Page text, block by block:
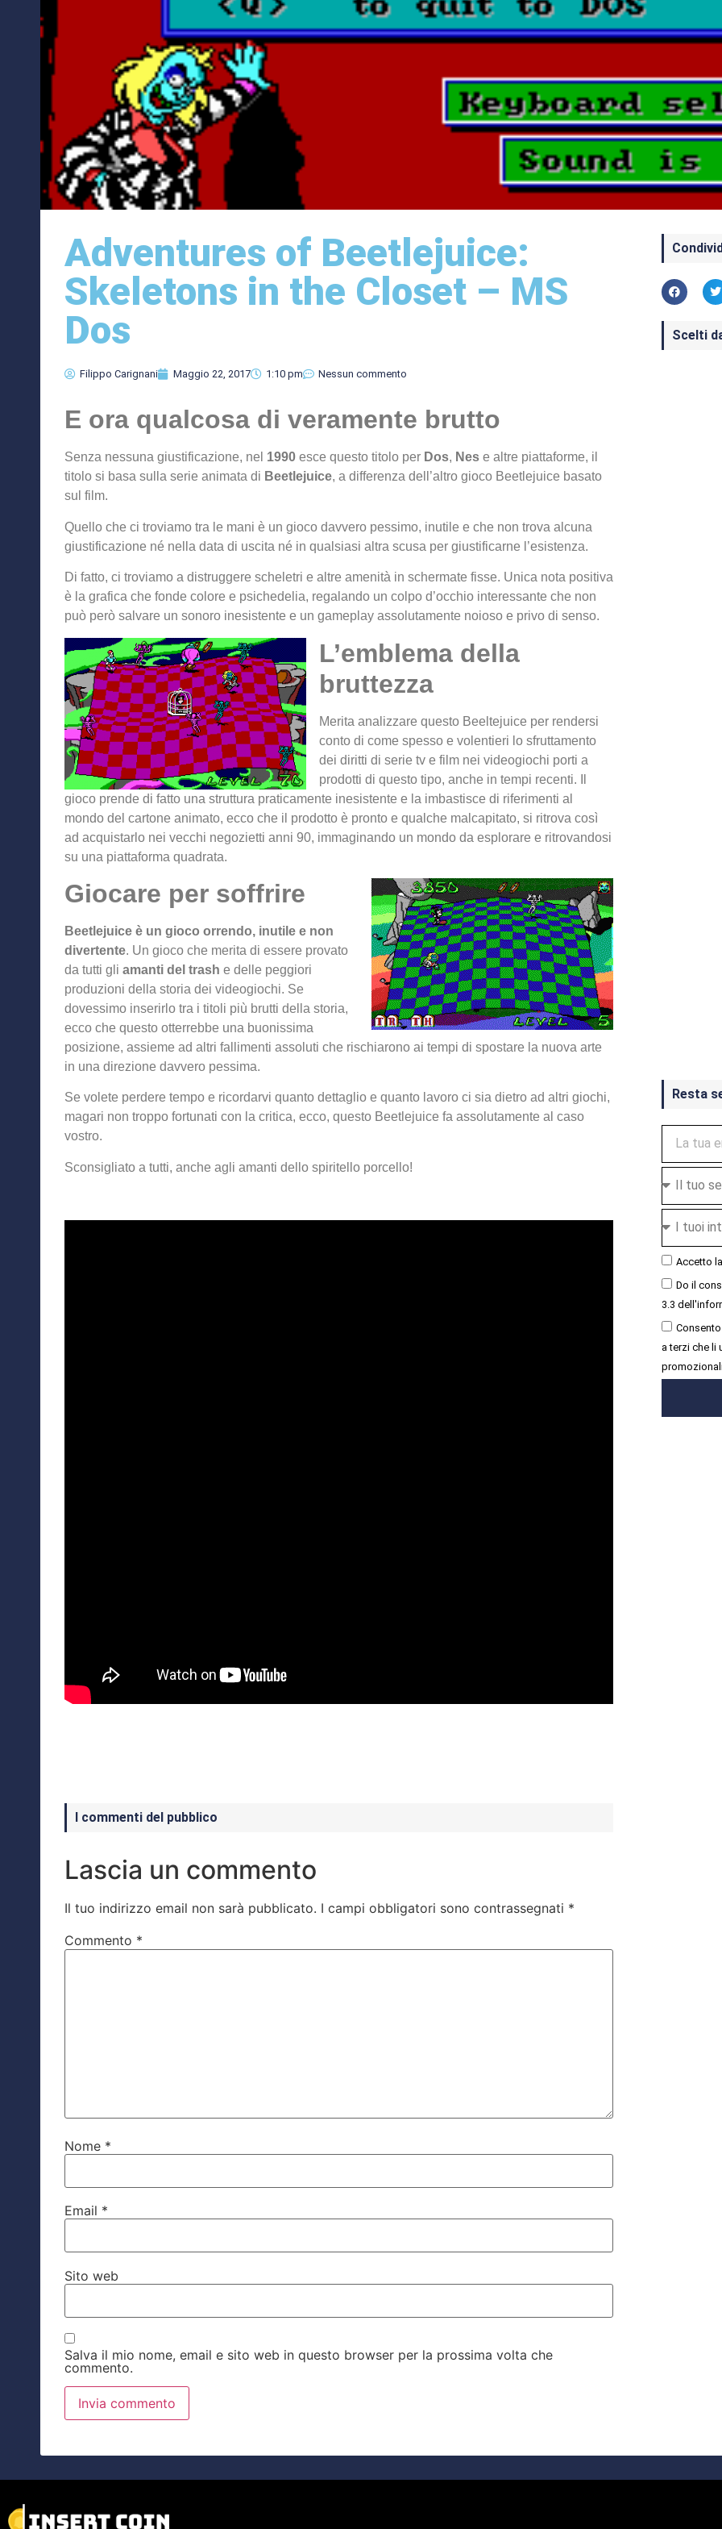
Adventures of Beetlejuice:
Skeletons in the Closet – MS
Dos
Filippo Carignani Maggio 22, 2017 1:10 pm Nessun commento
E ora qualcosa di veramente brutto
Senza nessuna giustificazione, nel 1990 esce questo titolo per Dos, Nes e altre piattaforme, il
titolo si basa sulla serie animata di Beetlejuice, a differenza dell’altro gioco Beetlejuice basato
sul film.
Quello che ci troviamo tra le mani è un gioco davvero pessimo, inutile e che non trova alcuna
giustificazione né nella data di uscita né in qualsiasi altra scusa per giustificarne l’esistenza.
Di fatto, ci troviamo a distruggere scheletri e altre amenità in schermate fisse. Unica nota positiva
è la grafica che fonde colore e psichedelia, regalando un colpo d’occhio interessante che non
può però salvare un sonoro inesistente e un gameplay assolutamente noioso e privo di senso.
L’emblema della
bruttezza
Merita analizzare questo Beeltejuice per rendersi
conto di come spesso e volentieri lo sfruttamento
dei diritti di serie tv e film nei videogiochi porti a
prodotti di questo tipo, anche in tempi recenti. Il
gioco prende di fatto una struttura praticamente inesistente e la imbastisce di riferimenti al
mondo del cartone animato, ecco che il prodotto è pronto e qualche malcapitato, si ritrova così
ad acquistarlo nei vecchi negozietti anni 90, immaginando un mondo da esplorare e ritrovandosi
su una piattaforma quadrata.
Giocare per soffrire
Beetlejuice è un gioco orrendo, inutile e non
divertente. Un gioco che merita di essere provato
da tutti gli amanti del trash e delle peggiori
produzioni della storia dei videogiochi. Se
dovessimo inserirlo tra i titoli più brutti della storia,
ecco che questo otterrebbe una buonissima
posizione, assieme ad altri fallimenti assoluti che rischiarono ai tempi di spostare la nuova arte
in una direzione davvero pessima.
Se volete perdere tempo e ricordarvi quanto dettaglio e quanto lavoro ci sia dietro ad altri giochi,
magari non troppo fortunati con la critica, ecco, questo Beetlejuice fa assolutamente al caso
vostro.
Sconsigliato a tutti, anche agli amanti dello spiritello porcello!
I commenti del pubblico
Lascia un commento
Il tuo indirizzo email non sarà pubblicato. I campi obbligatori sono contrassegnati *
Commento *
Nome *
Email *
Sito web
Salva il mio nome, email e sito web in questo browser per la prossima volta che
commento.
Scelti
Resta
Accetto la
Do il
3.3
a terzi che li